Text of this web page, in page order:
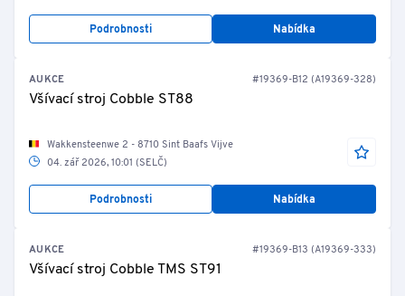
Podrobnosti Nabídka
AUKCE #19369-B12 (A19369-328)
Všívací stroj Cobble ST88
Wakkensteenwe 2 - 8710 Sint Baafs Vijve
04. zář 2026, 10:01 (SELČ)
Podrobnosti Nabídka
AUKCE #19369-B13 (A19369-333)
Všívací stroj Cobble TMS ST91